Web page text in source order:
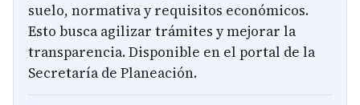
suelo, normativa y requisitos económicos.
Esto busca agilizar trámites y mejorar la
transparencia. Disponible en el portal de la
Secretaría de Planeación.